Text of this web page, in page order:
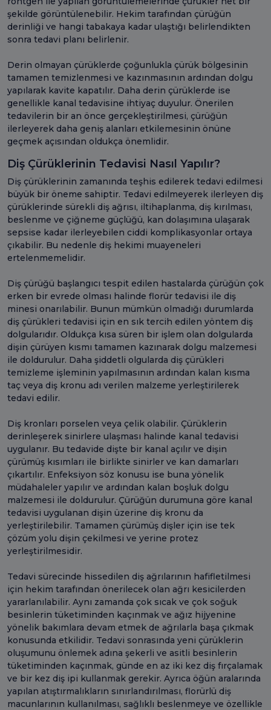
şekilde görüntülenebilir. Hekim tarafından çürüğün
derinliği ve hangi tabakaya kadar ulaştığı belirlendikten
sonra tedavi planı belirlenir.
Derin olmayan çürüklerde çoğunlukla çürük bölgesinin
tamamen temizlenmesi ve kazınmasının ardından dolgu
yapılarak kavite kapatılır. Daha derin çürüklerde ise
genellikle kanal tedavisine ihtiyaç duyulur. Önerilen
tedavilerin bir an önce gerçekleştirilmesi, çürüğün
ilerleyerek daha geniş alanları etkilemesinin önüne
geçmek açısından oldukça önemlidir.
Diş Çürüklerinin Tedavisi Nasıl Yapılır?
Diş çürüklerinin zamanında teşhis edilerek tedavi edilmesi
büyük bir öneme sahiptir. Tedavi edilmeyerek ilerleyen diş
çürüklerinde sürekli diş ağrısı, iltihaplanma, diş kırılması,
beslenme ve çiğneme güçlüğü, kan dolaşımına ulaşarak
sepsise kadar ilerleyebilen ciddi komplikasyonlar ortaya
çıkabilir. Bu nedenle diş hekimi muayeneleri
ertelenmemelidir.
Diş çürüğü başlangıcı tespit edilen hastalarda çürüğün çok
erken bir evrede olması halinde florür tedavisi ile diş
minesi onarılabilir. Bunun mümkün olmadığı durumlarda
diş çürükleri tedavisi için en sık tercih edilen yöntem diş
dolgularıdır. Oldukça kısa süren bir işlem olan dolgularda
dişin çürüyen kısmı tamamen kazınarak dolgu malzemesi
ile doldurulur. Daha şiddetli olgularda diş çürükleri
temizleme işleminin yapılmasının ardından kalan kısma
taç veya diş kronu adı verilen malzeme yerleştirilerek
tedavi edilir.
Diş kronları porselen veya çelik olabilir. Çürüklerin
derinleşerek sinirlere ulaşması halinde kanal tedavisi
uygulanır. Bu tedavide dişte bir kanal açılır ve dişin
çürümüş kısımları ile birlikte sinirler ve kan damarları
çıkartılır. Enfeksiyon söz konusu ise buna yönelik
müdahaleler yapılır ve ardından kalan boşluk dolgu
malzemesi ile doldurulur. Çürüğün durumuna göre kanal
tedavisi uygulanan dişin üzerine diş kronu da
yerleştirilebilir. Tamamen çürümüş dişler için ise tek
çözüm yolu dişin çekilmesi ve yerine protez
yerleştirilmesidir.
Tedavi sürecinde hissedilen diş ağrılarının hafifletilmesi
için hekim tarafından önerilecek olan ağrı kesicilerden
yararlanılabilir. Aynı zamanda çok sıcak ve çok soğuk
besinlerin tüketiminden kaçınmak ve ağız hijyenine
yönelik bakımlara devam etmek de ağrılarla başa çıkmak
konusunda etkilidir. Tedavi sonrasında yeni çürüklerin
oluşumunu önlemek adına şekerli ve asitli besinlerin
tüketiminden kaçınmak, günde en az iki kez diş fırçalamak
ve bir kez diş ipi kullanmak gerekir. Ayrıca öğün aralarında
yapılan atıştırmalıkların sınırlandırılması, florürlü diş
macunlarının kullanılması, sağlıklı beslenmeye ve özellikle